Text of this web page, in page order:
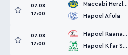
07.08
17:00
Maccabi Herzliya
Hapoel Afula
07.08
17:00
Hapoel Raanana
Hapoel Kfar Saba